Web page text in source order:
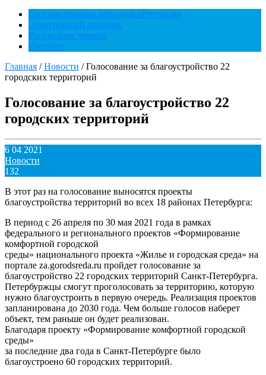
Государственная итоговая аттестация
Электронный дневник
Расписание уроков
Питание
Главная /Новости /Голосование за благоустройство 22
городских территорий
Голосование за благоустройство 22
городских территорий
6 04 2021
Новости
132
В этот раз на голосование выносятся проекты
благоустройства территорий во всех 18 районах Петербурга:
В период с 26 апреля по 30 мая 2021 года в рамках
федерального и регионального проектов «Формирование
комфортной городской
среды» национального проекта «Жилье и городская среда» на
портале za.gorodsreda.ru пройдет голосование за
благоустройство 22 городских территорий Санкт-Петербурга.
Петербуржцы смогут проголосовать за территорию, которую
нужно благоустроить в первую очередь. Реализация проектов
запланирована до 2030 года. Чем больше голосов наберет
объект, тем раньше он будет реализован.
Благодаря проекту «Формирование комфортной городской
среды»
за последние два года в Санкт-Петербурге было
благоустроено 60 городских территорий.